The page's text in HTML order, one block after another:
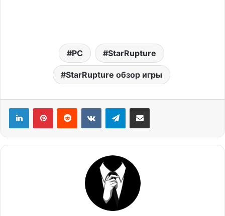
PC StarRupture
StarRupture обзор игры